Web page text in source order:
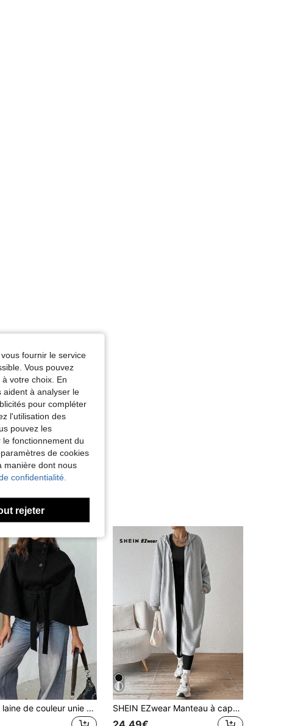
Kaki, Taille: XL
Cape en laine de couleur unie avec boutons devant et ceinture à nouer pour femmes, tenue décontractée & de rendez-vous, manteau d'automne/hiver noir SHEIN EZwear Manteau à capuche gris mi-long avec doublure thermique pour femmes, automne/hiver
fournir le service
Vous pouvez
votre choix. En
aident à analyser le
pour compléter
l'utilisation des
pouvez les
fonctionnement du
de cookies
manière dont nous
confidentialité.
rejeter